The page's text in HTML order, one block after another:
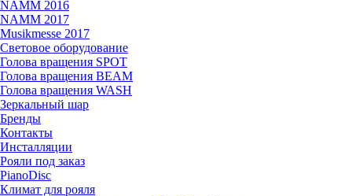
NAMM 2016
NAMM 2017
Musikmesse 2017
Световое оборудование
Голова вращения SPOT
Голова вращения BEAM
Голова вращения WASH
Зеркальный шар
Бренды
Контакты
Инсталляции
Рояли под заказ
PianoDisc
Климат для рояля